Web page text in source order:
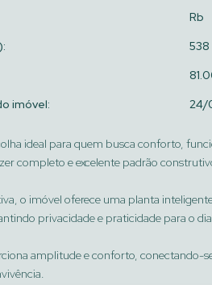
Rb
538
imóvel:
24/
ideal para quem busca conforto,
completo e excelente padrão
o imóvel oferece uma planta
privacidade e praticidade para o
amplitude e conforto, conectando-